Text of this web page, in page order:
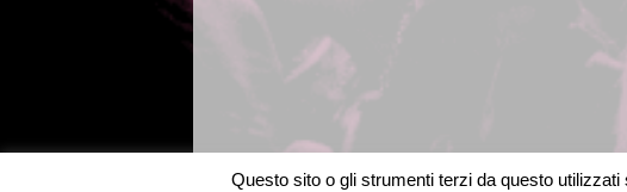
Questo sito o gli strumenti terzi da questo